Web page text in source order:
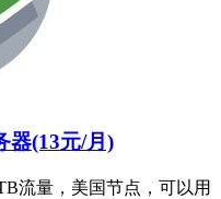
器(13元/月)
流量，美国节点，可以用